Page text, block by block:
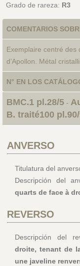
Grado de rareza: R3
COMENTARIOS
Exemplaire centré des
d’Apollon. Métal
N° EN LOS
BMC.1 pl.28/5-
B. traité100
ANVERSO
Titulatura del
Descripción del
quarts de face à
REVERSO
Descripción del
droite, tenant de
une javeline